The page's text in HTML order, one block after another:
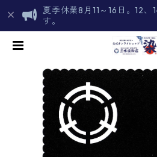
夏季休業8月11～16日。12
す。